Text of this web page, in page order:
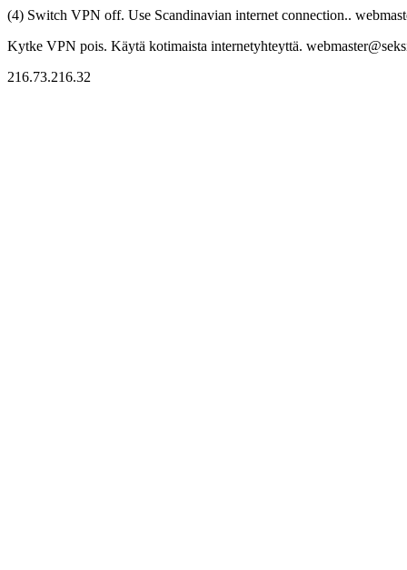
(4) Switch VPN off. Use Scandinavian internet connection..
Kytke VPN pois. Käytä kotimaista internetyhteyttä.
216.73.216.32